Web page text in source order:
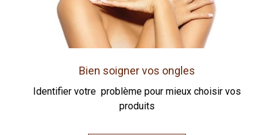
Bien soigner vos ongles
Identifier votre problème pour mieux choisir vos
produits